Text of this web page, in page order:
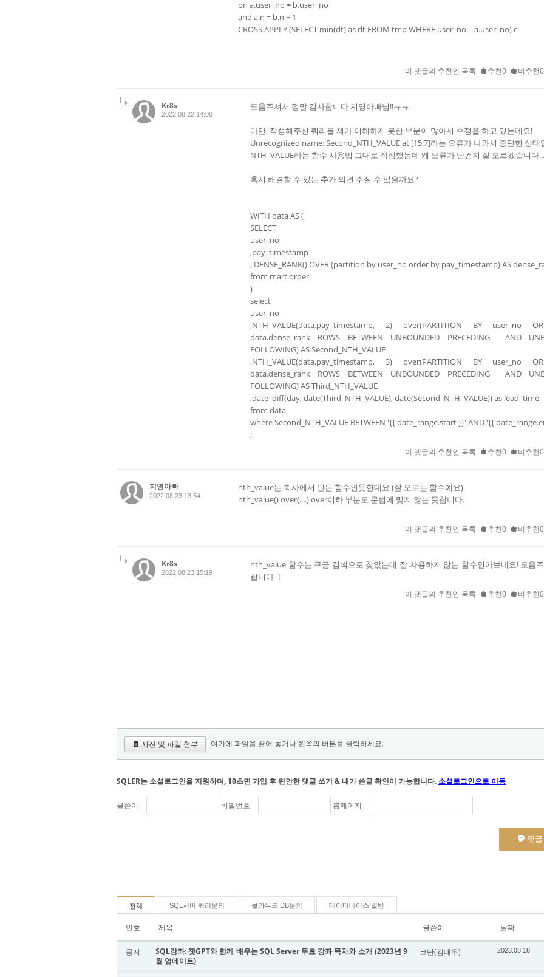
on a.user_no = b.user_no
and a.n = b.n + 1
CROSS APPLY (SELECT min(dt) as dt FROM tmp WHERE user_no = a.user_no) c
이 댓글의 추천인 목록 추천0 비추천0
Kr8s
2022.08.22 14:08
도움주셔서 정말 감사합니다 지영아빠님!!ㅠㅠ
다만, 작성해주신 쿼리를 제가 이해하지 못한 부분이 많아서 수정을 하고 있는데요!
Unrecognized name: Second_NTH_VALUE at [15:7]라는 오류가 나와서 중단한 상태
NTH_VALUE라는 함수 사용법 그대로 작성했는데 왜 오류가 난건지 잘 모르겠습니다...
혹시 해결할 수 있는 추가 의견 주실 수 있을까요?
WITH data AS (
SELECT
user_no
,pay_timestamp
, DENSE_RANK() OVER (partition by user_no order by pay_timestamp) AS
from mart.order
)
select
user_no
,NTH_VALUE(data.pay_timestamp, 2) over(PARTITION BY user_no
data.dense_rank ROWS BETWEEN UNBOUNDED PRECEDING AND
FOLLOWING) AS Second_NTH_VALUE
,NTH_VALUE(data.pay_timestamp, 3) over(PARTITION BY user_no
data.dense_rank ROWS BETWEEN UNBOUNDED PRECEDING AND
FOLLOWING) AS Third_NTH_VALUE
,date_diff(day, date(Third_NTH_VALUE), date(Second_NTH_VALUE)) as lead_time
from data
where Second_NTH_VALUE BETWEEN '{{ date_range.start }}' AND '{{
;
이 댓글의 추천인 목록 추천0 비추천0
지영아빠
2022.08.23 13:54
nth_value는 회사에서 만든 함수인듯한데요 (잘 모르는 함수예요)
nth_value() over(....) over이하 부분도 문법에 맞지 않는 듯합니다.
이 댓글의 추천인 목록 추천0 비추천0
Kr8s
2022.08.23 15:19
nth_value 함수는 구글 검색으로 찾았는데 잘 사용하지 않는 함수인가보네요! 도움
합니다~!
이 댓글의 추천인 목록 추천0 비추천0
사진 및 파일 첨부 여기에 파일을 끌어 놓거나 왼쪽의 버튼을 클릭하세요.
SQLER는 소셜로그인을 지원하며, 10초면 가입 후 편안한 댓글 쓰기 & 내가 쓴글 확인이 가능합니다.소셜로그인으로 이동
글쓴이 비밀번호
댓
전체 SQL서버 쿼리문의 클라우드 DB문의 데이터베이스 일반
번호 제목 글쓴이 날짜
공지
SQL강좌: 챗GPT와 함께 배우는 SQL Server 무료 강좌 목차와 소개 (2023년 9
월 업데이트)
코난(김대우) 2023.08.18